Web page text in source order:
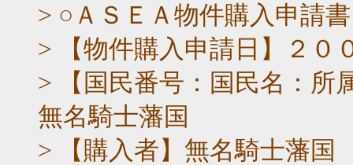
> ○ＡＳＥＡ物件購入申請書
> 【物件購入申請日】２０
> 【国民番号：国民名：所
無名騎士藩国
> 【購入者】無名騎士藩国